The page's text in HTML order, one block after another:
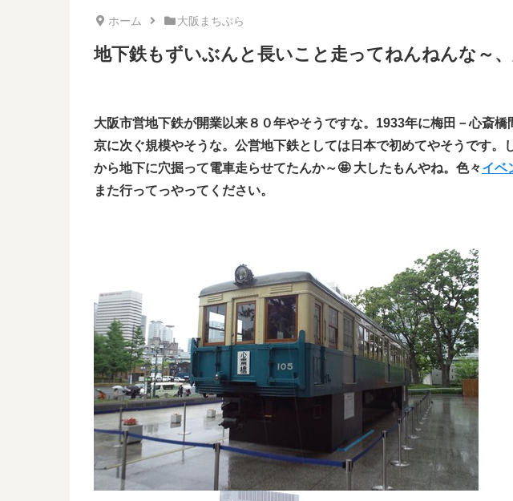
ホーム 大阪まちぶら
地下鉄もずいぶんと長いこと走ってねんねんな～、
大阪市営地下鉄が開業以来８０年やそうですな。1933年に梅田－心斎
京に次ぐ規模やそうな。公営地下鉄としては日本で初めてやそうです。
から地下に穴掘って電車走らせてたんか～🤩 大したもんやね。色々イベ
また行ってっやってください。